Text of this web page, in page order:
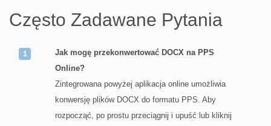
Często Zadawane Pytania
Jak mogę przekonwertować DOCX na PPS
Online?
Zintegrowana powyżej aplikacja online umożliwia
konwersję plików DOCX do formatu PPS. Aby
rozpocząć, po prostu przeciągnij i upuść lub kliknij